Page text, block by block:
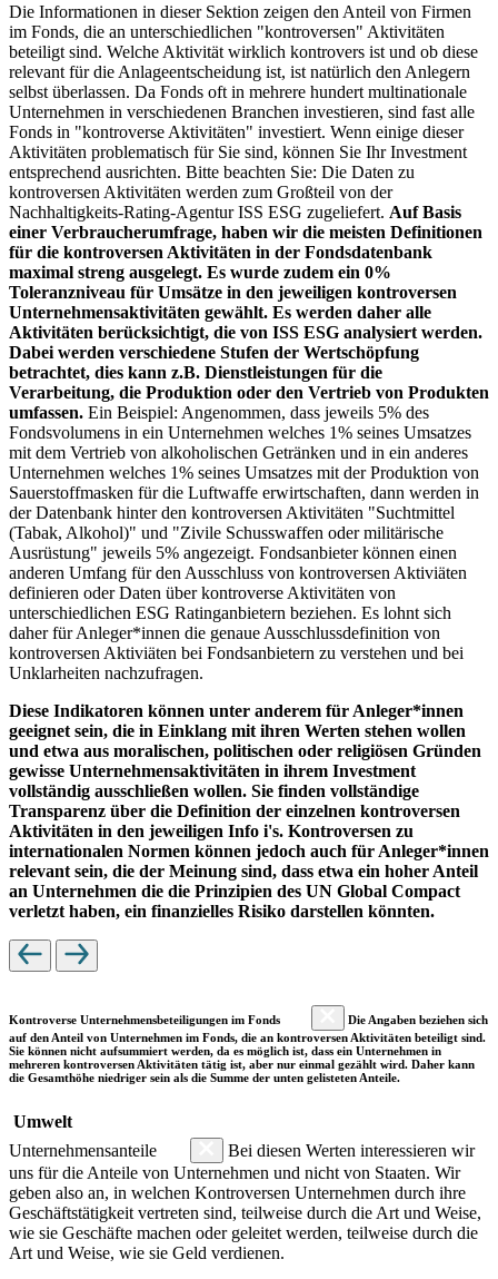
Die Informationen in dieser Sektion zeigen den Anteil von Firmen
im Fonds, die an unterschiedlichen "kontroversen" Aktivitäten
beteiligt sind. Welche Aktivität wirklich kontrovers ist und ob diese
relevant für die Anlageentscheidung ist, ist natürlich den Anlegern
selbst überlassen. Da Fonds oft in mehrere hundert multinationale
Unternehmen in verschiedenen Branchen investieren, sind fast alle
Fonds in "kontroverse Aktivitäten" investiert. Wenn einige dieser
Aktivitäten problematisch für Sie sind, können Sie Ihr Investment
entsprechend ausrichten. Bitte beachten Sie: Die Daten zu
kontroversen Aktivitäten werden zum Großteil von der
Nachhaltigkeits-Rating-Agentur ISS ESG zugeliefert. Auf Basis
einer Verbraucherumfrage, haben wir die meisten Definitionen
für die kontroversen Aktivitäten in der Fondsdatenbank
maximal streng ausgelegt. Es wurde zudem ein 0%
Toleranzniveau für Umsätze in den jeweiligen kontroversen
Unternehmensaktivitäten gewählt. Es werden daher alle
Aktivitäten berücksichtigt, die von ISS ESG analysiert werden.
Dabei werden verschiedene Stufen der Wertschöpfung
betrachtet, dies kann z.B. Dienstleistungen für die
Verarbeitung, die Produktion oder den Vertrieb von Produkten
umfassen. Ein Beispiel: Angenommen, dass jeweils 5% des
Fondsvolumens in ein Unternehmen welches 1% seines Umsatzes
mit dem Vertrieb von alkoholischen Getränken und in ein anderes
Unternehmen welches 1% seines Umsatzes mit der Produktion von
Sauerstoffmasken für die Luftwaffe erwirtschaften, dann werden in
der Datenbank hinter den kontroversen Aktivitäten "Suchtmittel
(Tabak, Alkohol)" und "Zivile Schusswaffen oder militärische
Ausrüstung" jeweils 5% angezeigt. Fondsanbieter können einen
anderen Umfang für den Ausschluss von kontroversen Aktiviäten
definieren oder Daten über kontroverse Aktivitäten von
unterschiedlichen ESG Ratinganbietern beziehen. Es lohnt sich
daher für Anleger*innen die genaue Ausschlussdefinition von
kontroversen Aktiviäten bei Fondsanbietern zu verstehen und bei
Unklarheiten nachzufragen.
Diese Indikatoren können unter anderem für Anleger*innen
geeignet sein, die in Einklang mit ihren Werten stehen wollen
und etwa aus moralischen, politischen oder religiösen Gründen
gewisse Unternehmensaktivitäten in ihrem Investment
vollständig ausschließen wollen. Sie finden vollständige
Transparenz über die Definition der einzelnen kontroversen
Aktivitäten in den jeweiligen Info i's. Kontroversen zu
internationalen Normen können jedoch auch für Anleger*innen
relevant sein, die der Meinung sind, dass etwa ein hoher Anteil
an Unternehmen die die Prinzipien des UN Global Compact
verletzt haben, ein finanzielles Risiko darstellen könnten.
Kontroverse Unternehmensbeteiligungen im Fonds
Die Angaben beziehen sich
auf den Anteil von Unternehmen im Fonds, die an kontroversen Aktivitäten beteiligt sind.
Sie können nicht aufsummiert werden, da es möglich ist, dass ein Unternehmen in
mehreren kontroversen Aktivitäten tätig ist, aber nur einmal gezählt wird. Daher kann
die Gesamthöhe niedriger sein als die Summe der unten gelisteten Anteile.
Umwelt
Unternehmensanteile
Bei diesen Werten interessieren wir
uns für die Anteile von Unternehmen und nicht von Staaten. Wir
geben also an, in welchen Kontroversen Unternehmen durch ihre
Geschäftstätigkeit vertreten sind, teilweise durch die Art und Weise,
wie sie Geschäfte machen oder geleitet werden, teilweise durch die
Art und Weise, wie sie Geld verdienen.